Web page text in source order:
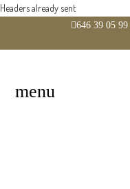
Headers already sent
646 39 05 99